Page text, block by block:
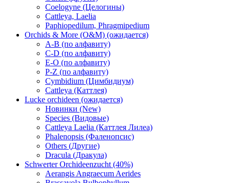
Coelogyne (Целогины)
Cattleya, Laelia
Paphiopedilum, Phragmipedium
Orchids & More (O&M) (ожидается)
A-B (по алфавиту)
C-D (по алфавиту)
E-O (по алфавиту)
P-Z (по алфавиту)
Cymbidium (Цимбидиум)
Cattleya (Каттлея)
Lucke orchideen (ожидается)
Новинки (New)
Species (Видовые)
Cattleya Laelia (Каттлея Лилеа)
Phalenopsis (Фаленопсис)
Others (Другие)
Dracula (Дракула)
Schwerter Orchideenzucht (40%)
Aerangis Angraecum Aerides